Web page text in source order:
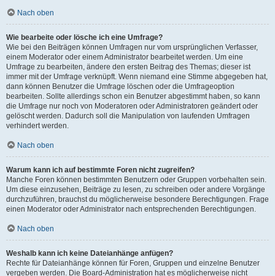
Nach oben
Wie bearbeite oder lösche ich eine Umfrage?
Wie bei den Beiträgen können Umfragen nur vom ursprünglichen Verfasser,
einem Moderator oder einem Administrator bearbeitet werden. Um eine
Umfrage zu bearbeiten, ändere den ersten Beitrag des Themas; dieser ist
immer mit der Umfrage verknüpft. Wenn niemand eine Stimme abgegeben hat,
dann können Benutzer die Umfrage löschen oder die Umfrageoption
bearbeiten. Sollte allerdings schon ein Benutzer abgestimmt haben, so kann
die Umfrage nur noch von Moderatoren oder Administratoren geändert oder
gelöscht werden. Dadurch soll die Manipulation von laufenden Umfragen
verhindert werden.
Nach oben
Warum kann ich auf bestimmte Foren nicht zugreifen?
Manche Foren können bestimmten Benutzern oder Gruppen vorbehalten sein.
Um diese einzusehen, Beiträge zu lesen, zu schreiben oder andere Vorgänge
durchzuführen, brauchst du möglicherweise besondere Berechtigungen. Frage
einen Moderator oder Administrator nach entsprechenden Berechtigungen.
Nach oben
Weshalb kann ich keine Dateianhänge anfügen?
Rechte für Dateianhänge können für Foren, Gruppen und einzelne Benutzer
vergeben werden. Die Board-Administration hat es möglicherweise nicht